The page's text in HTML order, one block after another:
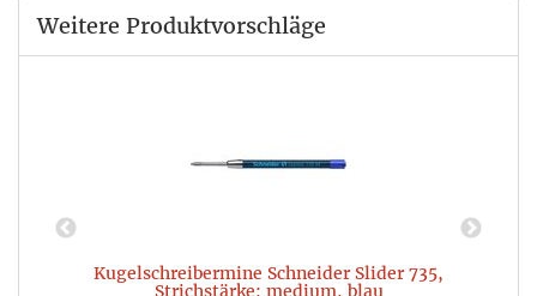
Weitere Produktvorschläge
Kugelschreibermine Schneider Slider 735,
Strichstärke: medium, blau